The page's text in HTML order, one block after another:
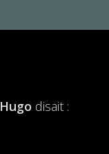
Hugo disait :